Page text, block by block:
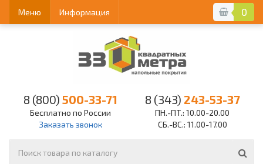
0
Меню Информация
8 (800) 500-33-71
Бесплатно по России
Заказать звонок
8 (343) 243-53-37
ПН.-ПТ.: 10.00-20.00
СБ.-ВС.: 11.00-17.00